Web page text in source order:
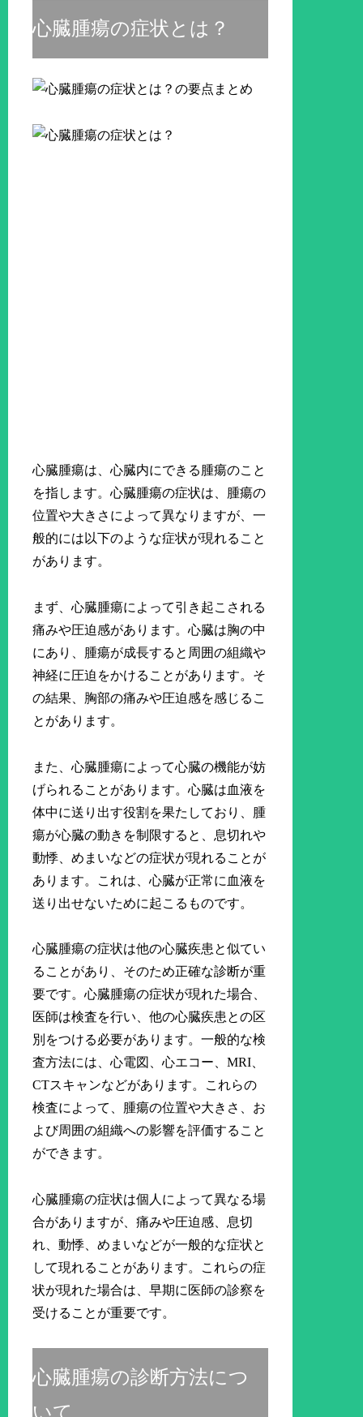
心臓腫瘍の症状とは？
心臓腫瘍は、心臓内にできる腫瘍のこと
を指します。心臓腫瘍の症状は、腫瘍の
位置や大きさによって異なりますが、一
般的には以下のような症状が現れること
があります。
まず、心臓腫瘍によって引き起こされる
痛みや圧迫感があります。心臓は胸の中
にあり、腫瘍が成長すると周囲の組織や
神経に圧迫をかけることがあります。そ
の結果、胸部の痛みや圧迫感を感じるこ
とがあります。
また、心臓腫瘍によって心臓の機能が妨
げられることがあります。心臓は血液を
体中に送り出す役割を果たしており、腫
瘍が心臓の動きを制限すると、息切れや
動悸、めまいなどの症状が現れることが
あります。これは、心臓が正常に血液を
送り出せないために起こるものです。
心臓腫瘍の症状は他の心臓疾患と似てい
ることがあり、そのため正確な診断が重
要です。心臓腫瘍の症状が現れた場合、
医師は検査を行い、他の心臓疾患との区
別をつける必要があります。一般的な検
査方法には、心電図、心エコー、MRI、
CTスキャンなどがあります。これらの
検査によって、腫瘍の位置や大きさ、お
よび周囲の組織への影響を評価すること
ができます。
心臓腫瘍の症状は個人によって異なる場
合がありますが、痛みや圧迫感、息切
れ、動悸、めまいなどが一般的な症状と
して現れることがあります。これらの症
状が現れた場合は、早期に医師の診察を
受けることが重要です。
心臓腫瘍の診断方法につ
いて